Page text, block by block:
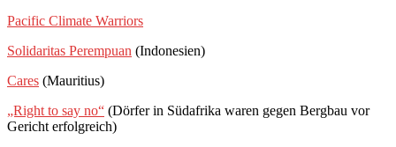
Pacific Climate Warriors
Solidaritas Perempuan (Indonesien)
Cares (Mauritius)
„Right to say no“ (Dörfer in Südafrika waren gegen Bergbau vor
Gericht erfolgreich)